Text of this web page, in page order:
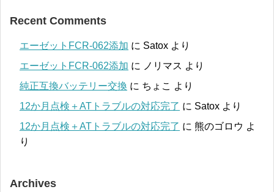
Recent Comments
エーゼットFCR-062添加 に Satox より
エーゼットFCR-062添加 に ノリマス より
純正互換バッテリー交換 に ちょこ より
12か月点検＋ATトラブルの対応完了 に Satox より
12か月点検＋ATトラブルの対応完了 に 熊のゴロウ よ
り
Archives